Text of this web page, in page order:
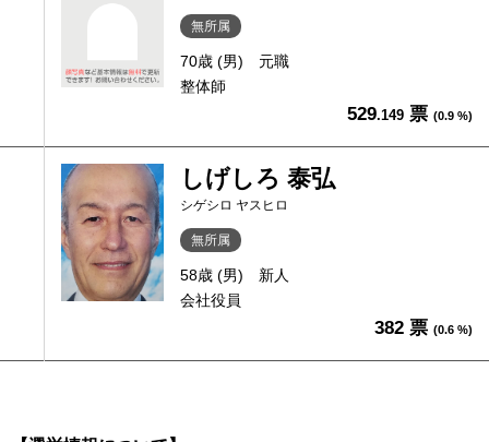
無所属
70歳 (男)
元職
整体師
529.149 票 (0.9 %)
しげしろ 泰弘
シゲシロ ヤスヒロ
無所属
58歳 (男)
新人
会社役員
382 票 (0.6 %)